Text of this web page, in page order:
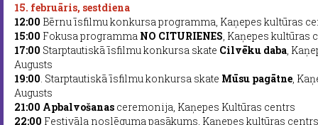
15. februāris, sestdiena
12:00 Bērnu īsfilmu konkursa programma, Kaņepes kultūras
15:00 Fokusa programma NO CITURIENES, Kaņepes kultūras
17:00 Starptautiskā īsfilmu konkursa skate Cilvēku daba,
Augusts
19:00. Starptautiskā īsfilmu konkursa skate Mūsu pagātne,
Augusts
21:00 Apbalvošanas ceremonija, Kaņepes Kultūras centrs
22:00 Festivāla noslēguma pasākums, Kaņepes kultūras centrs